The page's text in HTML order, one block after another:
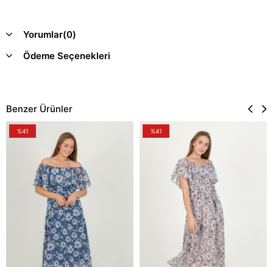
Yorumlar(0)
Ödeme Seçenekleri
Benzer Ürünler
%41 %41